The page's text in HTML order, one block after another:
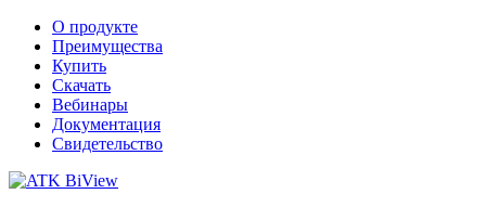
О продукте
Преимущества
Купить
Скачать
Вебинары
Документация
Свидетельство